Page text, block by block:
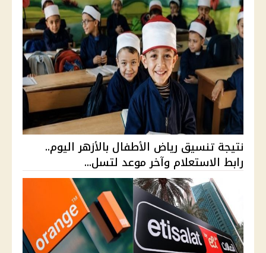
نتيجة تنسيق رياض الأطفال بالأزهر اليوم..
رابط الاستعلام وآخر موعد لتسل...